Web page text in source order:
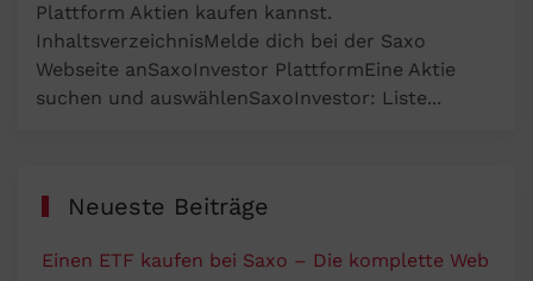
kaufen
–
Die
komplette
Plattform Aktien kaufen kannst.
InhaltsverzeichnisMelde dich bei der Saxo
Webseite anSaxoInvestor PlattformEine Aktie
suchen und auswählenSaxoInvestor: Liste...
Neueste Beiträge
Einen ETF kaufen bei Saxo – Die komplette Web